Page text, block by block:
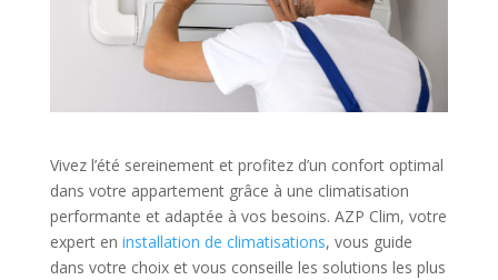
Vivez l’été sereinement et profitez d’un confort optimal
dans votre appartement grâce à une climatisation
performante et adaptée à vos besoins. AZP Clim, votre
expert en installation de climatisations, vous guide
dans votre choix et vous conseille les solutions les plus